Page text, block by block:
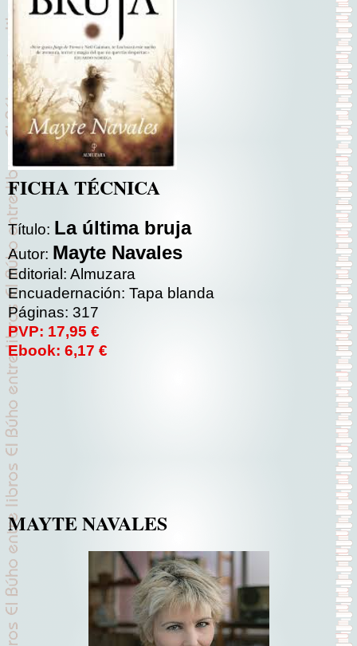
FICHA TÉCNICA
Título: La última bruja
Autor: Mayte Navales
Editorial: Almuzara
Encuadernación: Tapa blanda
Páginas: 317
PVP: 17,95 €
Ebook: 6,17 €
MAYTE NAVALES